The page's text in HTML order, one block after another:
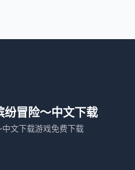
纷冒险～中文下载
文下载游戏免费下载